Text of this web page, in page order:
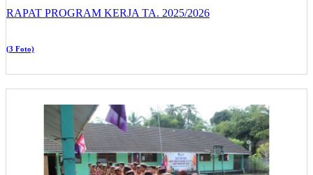
RAPAT PROGRAM KERJA TA. 2025/2026
(3 Foto)